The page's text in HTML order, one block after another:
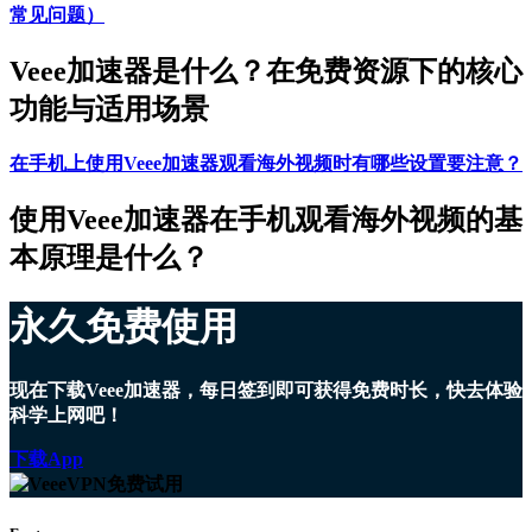
常见问题）
Veee加速器是什么？在免费资源下的核心
功能与适用场景
在手机上使用Veee加速器观看海外视频时有哪些设置要注意？
使用Veee加速器在手机观看海外视频的基
本原理是什么？
永久免费使用
现在下载Veee加速器，每日签到即可获得免费时长，快去体验
科学上网吧！
下载App